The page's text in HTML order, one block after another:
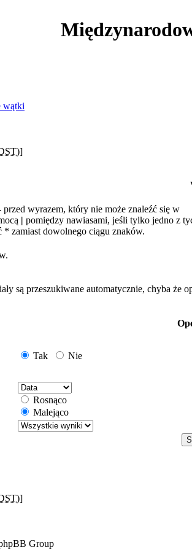
wątki
]
przed wyrazem, który nie może znaleźć się w
| pomiędzy nawiasami, jeśli tylko jedno z
* zamiast dowolnego ciągu znaków.
są przeszukiwane automatycznie, chyba że
Tak Nie
Rosnąco
Malejąco
]
Group